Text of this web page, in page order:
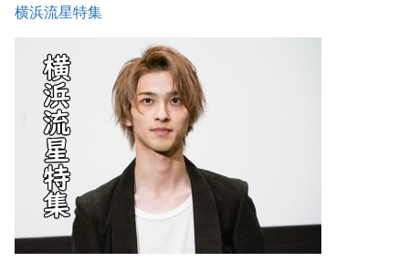
横浜流星特集